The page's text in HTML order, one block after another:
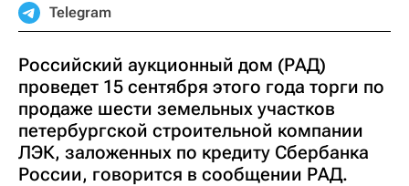
Telegram
Российский аукционный дом (РАД)
проведет 15 сентября этого года торги по
продаже шести земельных участков
петербургской строительной компании
ЛЭК, заложенных по кредиту Сбербанка
России, говорится в сообщении РАД.